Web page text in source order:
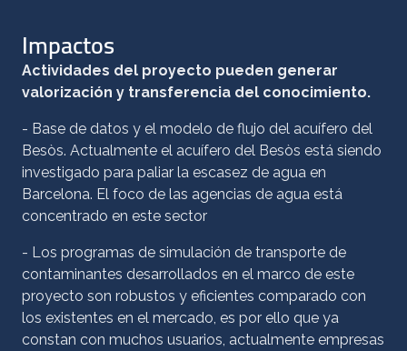
Impactos
Actividades del proyecto pueden generar
valorización y transferencia del conocimiento.
- Base de datos y el modelo de flujo del acuífero del
Besòs. Actualmente el acuífero del Besòs está siendo
investigado para paliar la escasez de agua en
Barcelona. El foco de las agencias de agua está
concentrado en este sector
- Los programas de simulación de transporte de
contaminantes desarrollados en el marco de este
proyecto son robustos y eficientes comparado con
los existentes en el mercado, es por ello que ya
constan con muchos usuarios, actualmente empresas